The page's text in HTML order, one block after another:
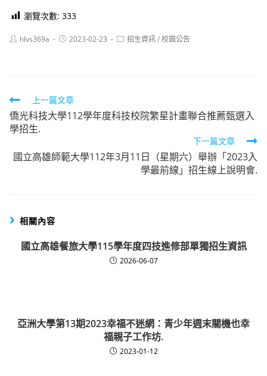
瀏覽次數: 333
Posthlvs369a
Post2023-02-23
Post招生資訊/校園公告
Read
more
articles
上一篇文章
僑光科技大學112學年度科技校院繁星計畫聯合推薦甄選入
學招生.
下一篇文章
國立高雄師範大學112年3月11日（星期六）舉辦「2023入
學最前線」招生線上說明會.
相關內容
國立高雄餐旅大學115學年度四技進修部單獨招生資訊
2026-06-07
亞洲大學第13期2023幸福不迷網：青少年週末關機也幸
福親子工作坊.
2023-01-12